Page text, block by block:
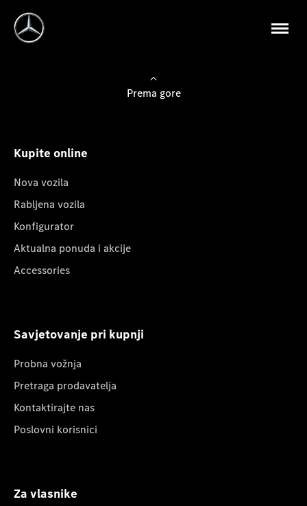
Prema gore
Kupite online
Nova vozila
Rabljena vozila
Konfigurator
Aktualna ponuda i akcije
Accessories
Savjetovanje pri kupnji
Probna vožnja
Pretraga prodavatelja
Kontaktirajte nas
Poslovni korisnici
Za vlasnike